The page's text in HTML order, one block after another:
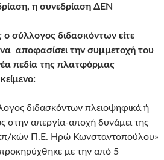
η συνεδρίαση ΔΕΝ
σύλλογος διδασκόντων είτε
αποφασίσει την συμμετοχή του
πεδία της πλατφόρμας
διδασκόντων πλειοψηφικά ή
στην απεργία-αποχή δυνάμει της
κών Π.Ε. Ηρώ Κωνσταντοπούλου»
με την από 5